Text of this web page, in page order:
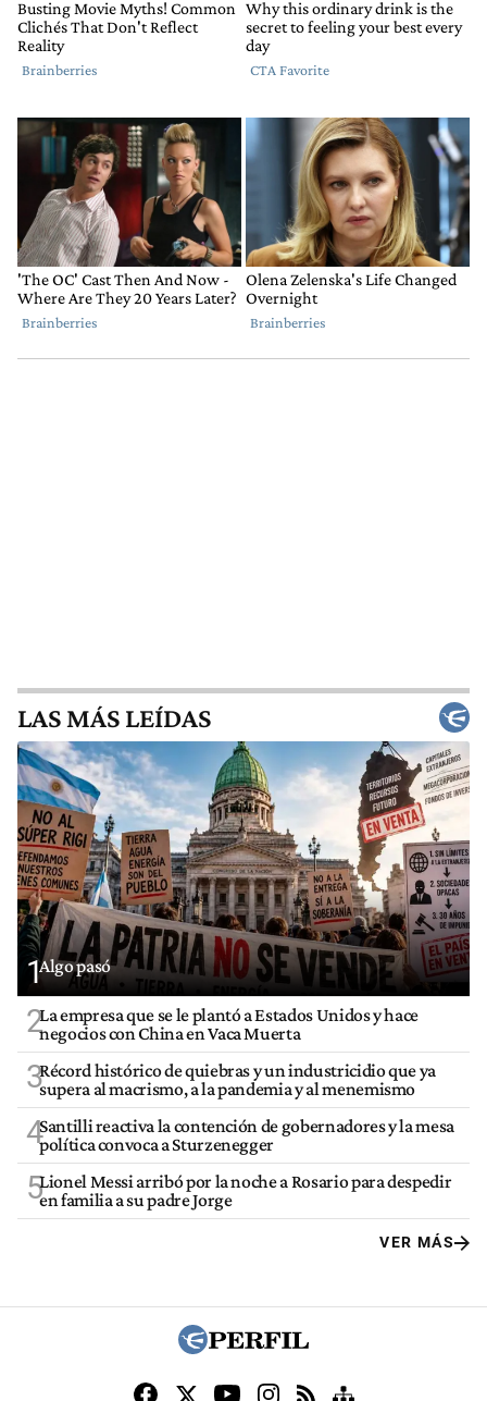
LAS MÁS LEÍDAS
1Algo pasó
2La empresa que se le plantó a Estados Unidos y hace
negocios con China en Vaca Muerta
3Récord histórico de quiebras y un industricidio que ya
supera al macrismo, a la pandemia y al menemismo
4Santilli reactiva la contención de gobernadores y la mesa
política convoca a Sturzenegger
5Lionel Messi arribó por la noche a Rosario para despedir
en familia a su padre Jorge
VER MÁS